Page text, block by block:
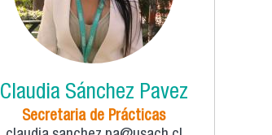
Claudia Sánchez Pavez
Secretaria de Prácticas